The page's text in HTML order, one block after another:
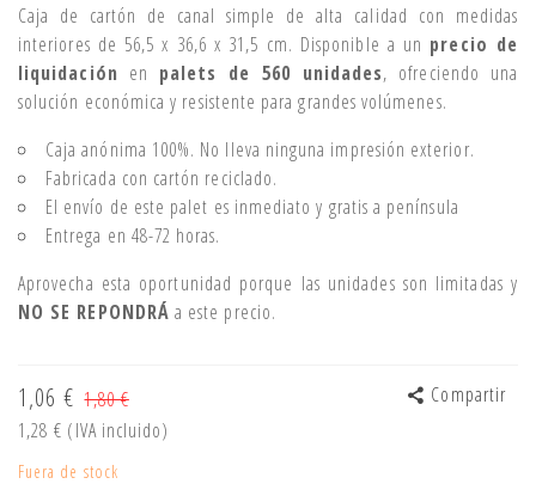
Caja de cartón de canal simple de alta calidad con medidas
interiores de 56,5 x 36,6 x 31,5 cm. Disponible a un precio de
liquidación en palets de 560 unidades, ofreciendo una
solución económica y resistente para grandes volúmenes.
Caja anónima 100%. No lleva ninguna impresión exterior.
Fabricada con cartón reciclado.
El envío de este palet es inmediato y gratis a península
Entrega en 48-72 horas.
Aprovecha esta oportunidad porque las unidades son limitadas y
NO SE REPONDRÁ a este precio.
1,06 € 1,80 €
1,28 € (IVA incluido)
Compartir
Fuera de stock